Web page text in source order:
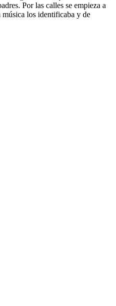
Por las calles se empieza a
los identificaba y de